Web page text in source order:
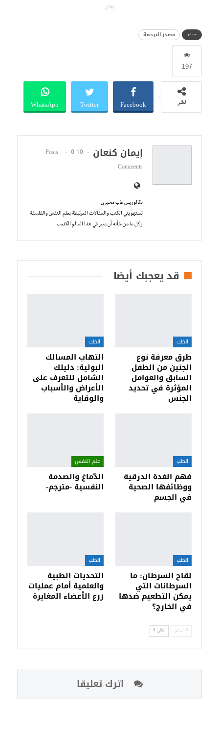
إعلان
مصدر مصدر الترجمة
197
نشر Facebook
Twitter
WhatsApp
إيمان كنعان 10 Posts
0
Comments
بكالوريس طب مخبري
تستهويني الكتب والمقالات المرتبطة بعلم النفس والفلسفة
وكل ما من شأنه أن يغير في هذا العالم الكئيب
قد يعجبك أيضا
الطب
طرق معرفة نوع
الجنين من الطفل
السابق والعوامل
المؤثرة في تحديد
الجنس
الطب
التهاب المسالك
البولية: دليلك
الشامل للتعرف على
الأعراض والأسباب
والوقاية
الطب
فهم الغدة الدرقية
ووظائفها الصحية
في الجسم
علم النفس
الدّماغ والصدمة
النفسية -مترجم-
الطب
لقاح السرطان: ما
السرطانات التي
يمكن التطعيم ضدها
في الخارج؟
الطب
التحديات الطبية
والعلمية أمام عمليات
زرع الأعضاء المغايرة
السابق التالي
اترك تعليقا